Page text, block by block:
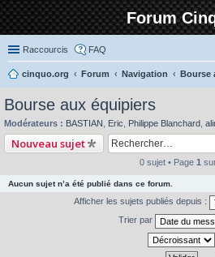
Forum
Raccourcis FAQ
cinquo.org Forum Navigation
Bourse
Bourse aux équipiers
Modérateurs : BASTIAN Eric Philippe Blanchard
Nouveau sujet
0 sujet • Page 1
Aucun sujet n’a été publié dans ce forum.
Afficher les sujets publiés depuis :
Trier par